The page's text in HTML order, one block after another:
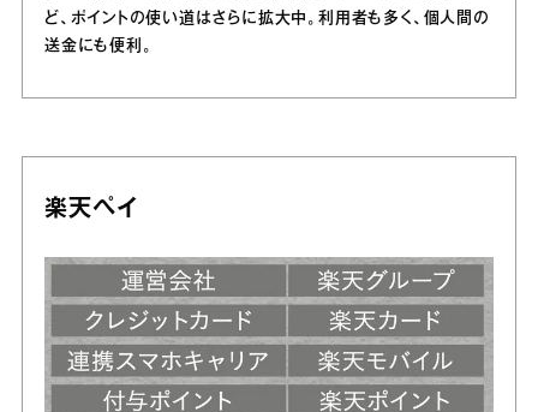
ど、ポイントの使い道はさらに拡大中。利用者も多く、個人間の
送金にも便利。
楽天ペイ